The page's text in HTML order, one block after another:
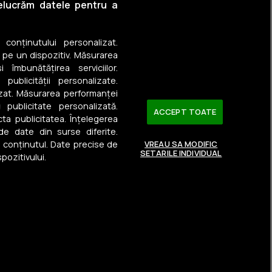
datele pentru a
personalizat.
un dispozitiv. Măsurarea
îmbunătățirea serviciilor.
personalizate.
Măsurarea performanței
personalizată.
publicitatea. Înțelegerea
date din surse diferite.
Date precise de
ACCEPT TOATE
VREAU SA MODIFIC
SETARILE INDIVIDUAL